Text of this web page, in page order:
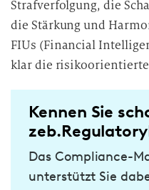
Strafverfolgung, die
die Stärkung und
FIUs (Financial
klar die risikoorientierte
Kennen Sie
Das Compliance-
unterstützt Sie